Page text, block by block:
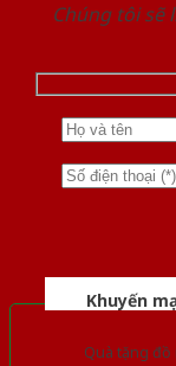
Chúng tôi sẽ
Khuyến
Quà tặng